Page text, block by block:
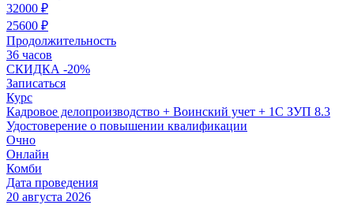
32000 ₽
25600 ₽
Продолжительность
36 часов
СКИДКА -20%
Записаться
Курс
Кадровое делопроизводство + Воинский учет + 1С ЗУП 8.3
Удостоверение о повышении квалификации
Очно
Онлайн
Комби
Дата проведения
20 августа 2026